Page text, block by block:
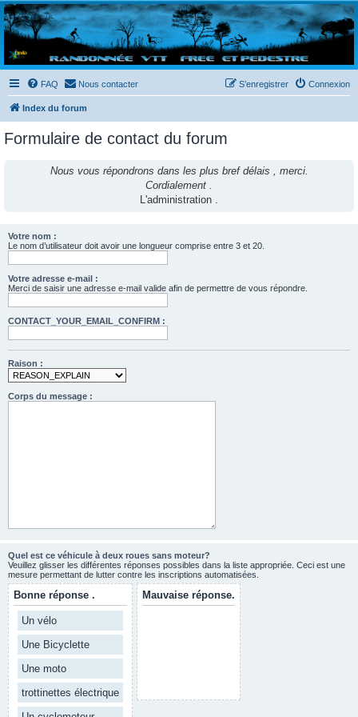
Randovttfree.fr
Bienvenue sur le site des randos vtt et pédestre de Bretagne . Bonne navigation sur le site
et bonnes randos dans l'Ouest !
FAQ Nous contacter Connexion
S’enregistrer
Index du forum
Formulaire de contact du forum
Nous vous répondrons dans les plus bref délais , merci.
Cordialement .
L'administration .
Votre nom :
Le nom d’utilisateur doit avoir une longueur comprise entre 3 et 20.
Votre adresse e-mail :
Merci de saisir une adresse e-mail valide afin de permettre de vous répondre.
CONTACT_YOUR_EMAIL_CONFIRM :
Raison :
Corps du message :
Quel est ce véhicule à deux roues sans moteur?
Veuillez glisser les différentes réponses possibles dans la liste appropriée. Ceci est une
mesure permettant de lutter contre les inscriptions automatisées.
Bonne réponse .
Un vélo
Une Bicyclette
Une moto
trottinettes électrique
Mauvaise réponse.